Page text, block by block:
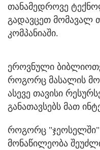
თანამედროვე
გადავცეთ მომავალ
კომპანიაში.
ეროვნული
როგორც მასალის
ასევე თავისი
განათავსებს მათ
როგორც "ჯეოსელში"
მონაწილეობა